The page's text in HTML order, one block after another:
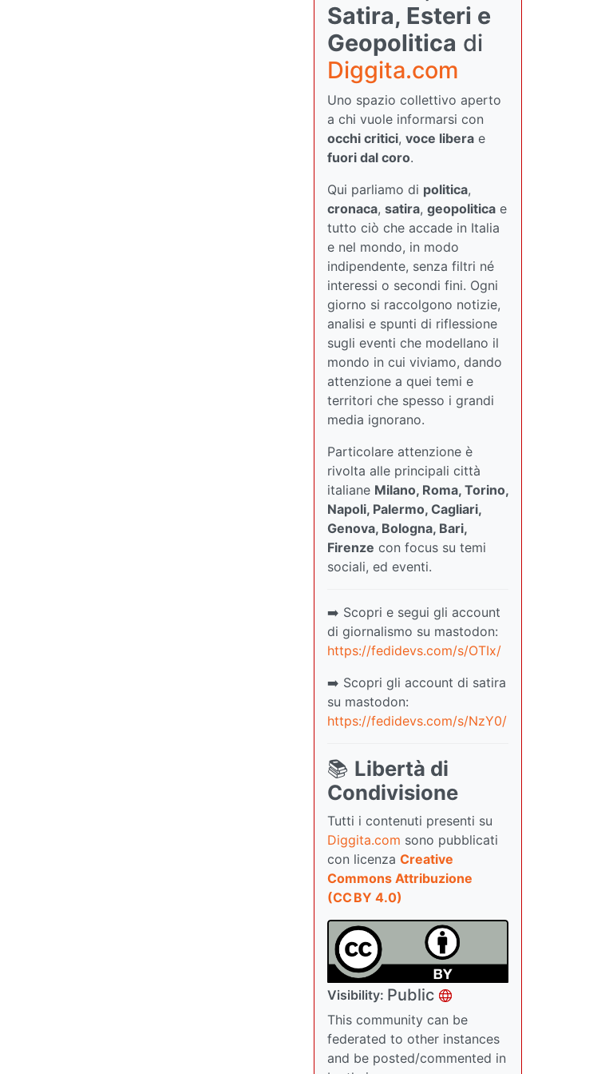
Satira, Esteri e
Geopolitica di
Diggita.com
Uno spazio collettivo aperto
a chi vuole informarsi con
occhi critici, voce libera e
fuori dal coro.
Qui parliamo di politica,
cronaca, satira, geopolitica e
tutto ciò che accade in Italia
e nel mondo, in modo
indipendente, senza filtri né
interessi o secondi fini. Ogni
giorno si raccolgono notizie,
analisi e spunti di riflessione
sugli eventi che modellano il
mondo in cui viviamo, dando
attenzione a quei temi e
territori che spesso i grandi
media ignorano.
Particolare attenzione è
rivolta alle principali città
italiane Milano, Roma, Torino,
Napoli, Palermo, Cagliari,
Genova, Bologna, Bari,
Firenze con focus su temi
sociali, ed eventi.
➡️ Scopri e segui gli account
di giornalismo su mastodon:
https://fedidevs.com/s/OTIx/
➡️ Scopri gli account di satira
su mastodon:
https://fedidevs.com/s/NzY0/
📚 Libertà di
Condivisione
Tutti i contenuti presenti su
Diggita.com sono pubblicati
con licenza Creative
Commons Attribuzione
(CC BY 4.0)
Visibility: Public
This community can be
federated to other instances
and be posted/commented in